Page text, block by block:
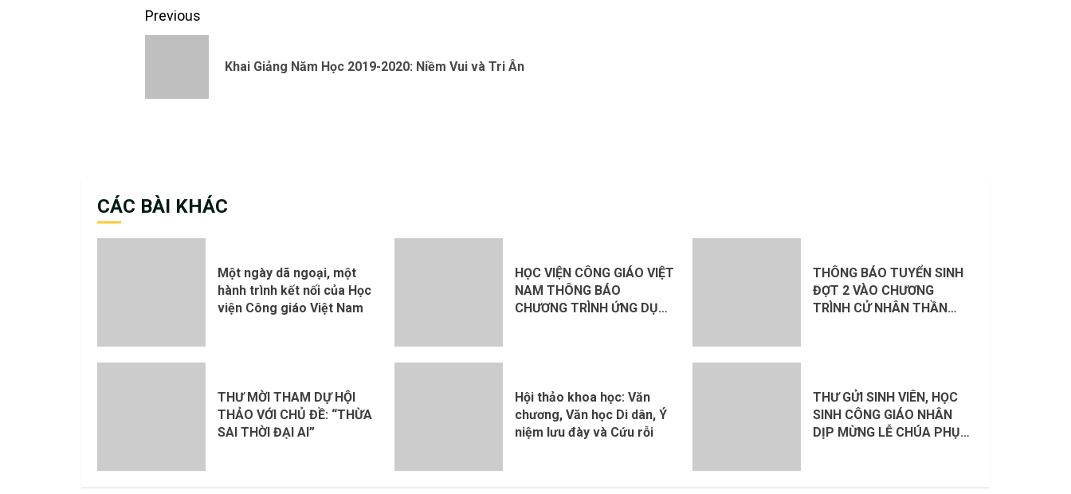
Continue
Previous
Khai Giảng Năm Học 2019-2020: Niềm Vui và Tri Ân
CÁC BÀI KHÁC
Một ngày dã ngoại, một
hành trình kết nối của Học
viện Công giáo Việt Nam
HỌC VIỆN CÔNG GIÁO VIỆT
NAM THÔNG BÁO
CHƯƠNG TRÌNH ỨNG DỤNG
THÔNG BÁO TUYỂN SINH
ĐỢT 2 VÀO CHƯƠNG
TRÌNH CỬ NHÂN THẦN
THƯ MỜI THAM DỰ HỘI
THẢO VỚI CHỦ ĐỀ: “THỪA
SAI THỜI ĐẠI AI”
Hội thảo khoa học: Văn
chương, Văn học Di dân, Ý
niệm lưu đày và Cứu rỗi
THƯ GỬI SINH VIÊN, HỌC
SINH CÔNG GIÁO NHÂN
DỊP MỪNG LỄ CHÚA PHỤC